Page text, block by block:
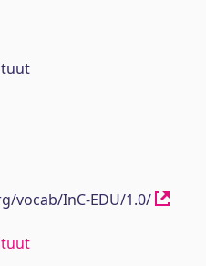
vocab/InC-EDU/1.0/